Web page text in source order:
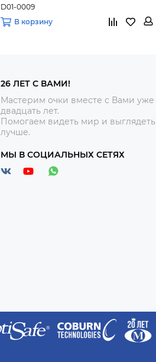
D01-0009
В корзину
26 ЛЕТ С ВАМИ!
Мастерим очки вместе с Вами уже
двадцать лет.
Помогаем видеть мир и выглядеть
лучше.
МЫ В СОЦИАЛЬНЫХ СЕТЯХ